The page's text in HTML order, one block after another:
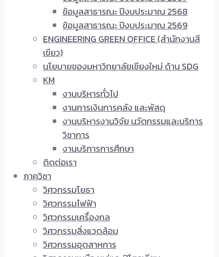
ข้อมูลสาธารณะ ปีงบประมาณ 2568
ข้อมูลสาธารณะ ปีงบประมาณ 2569
ENGINEERING GREEN OFFICE (สำนักงานสี
เขียว)
นโยบายของมหาวิทยาลัยเชียงใหม่ ด้าน SDG
KM
งานบริหารทั่วไป
งานการเงินการคลัง และพัสดุ
งานบริหารงานวิจัย นวัตกรรมและบริการ
วิชาการ
งานบริการการศึกษา
ติดต่อเรา
ภาควิชา
วิศวกรรมโยธา
วิศวกรรมไฟฟ้า
วิศวกรรมเครื่องกล
วิศวกรรมสิ่งแวดล้อม
วิศวกรรมอุตสาหการ